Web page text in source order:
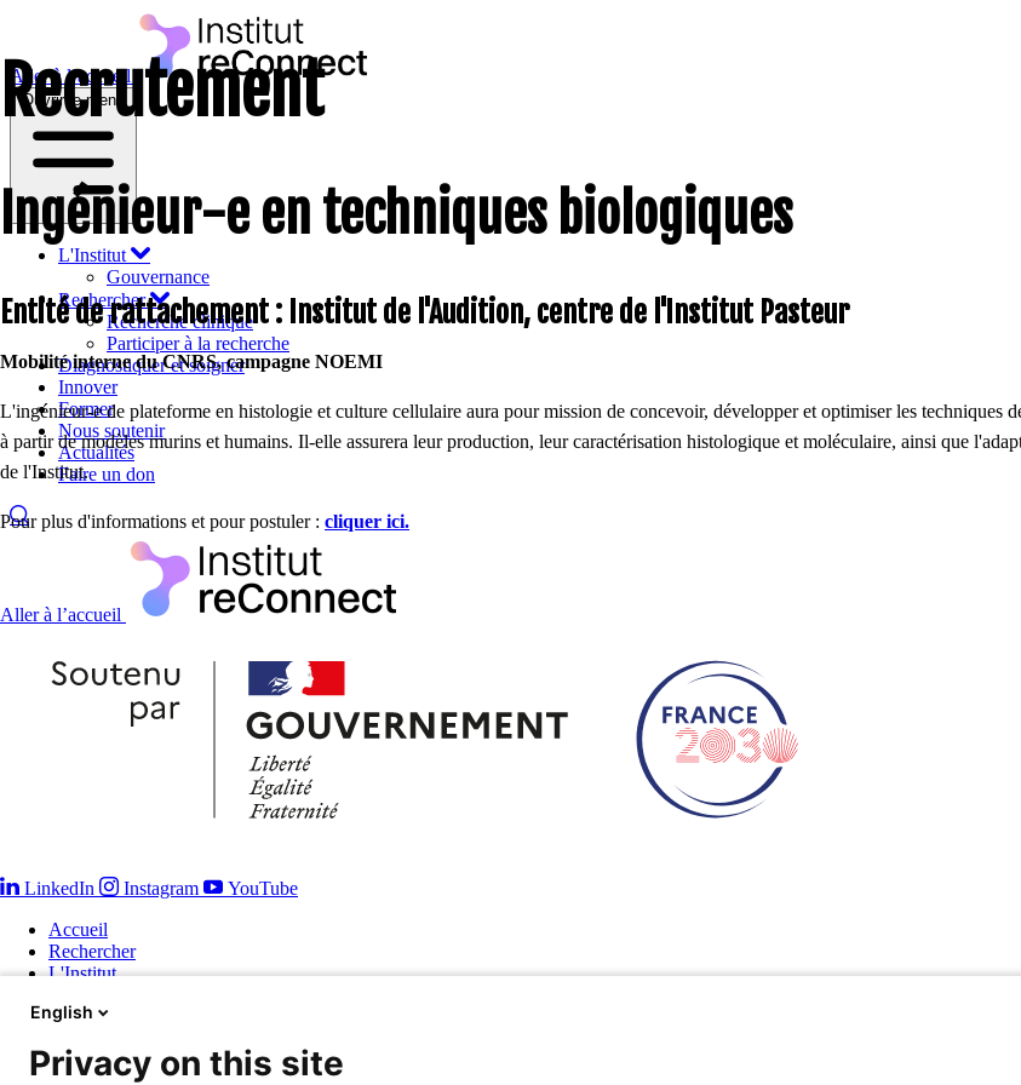
Aller à l’accueil
Ouvrir le menu
L'Institut
Gouvernance
Rechercher
Recherche clinique
Participer à la recherche
Diagnostiquer et soigner
Innover
Former
Nous soutenir
Actualités
Faire un don
Recherche
Recrutement
Ingénieur-e en techniques biologiques
Entité de rattachement : Institut de l'Audition, centre de l'Institut Pasteur
Mobilité interne du CNRS, campagne NOEMI
L'ingénieur-e de plateforme en histologie et culture cellulaire aura pour mission de concevoir, développer et optimiser les techniques
à partir de modèles murins et humains. Il-elle assurera leur production, leur caractérisation histologique et moléculaire, ainsi que
de l'Institut.
Pour plus d'informations et pour postuler : cliquer ici.
Aller à l’accueil
LinkedIn Instagram
YouTube
Accueil
Rechercher
L'Institut
Innover
Former
English
Privacy on this site